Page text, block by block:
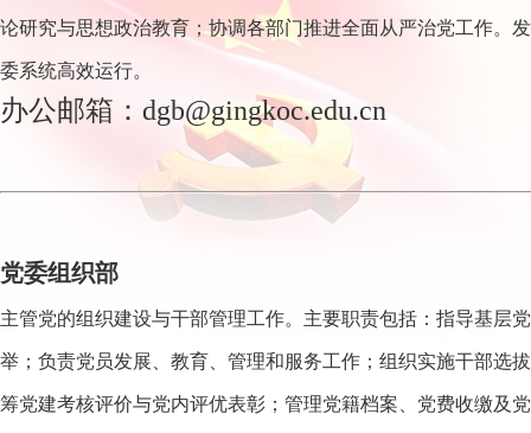
论研究与思想政治教育；协调各部门推进全面从严治党工作。
委系统高效运行。
办公邮箱：dgb@gingkoc.edu.cn
党委组织部
主管党的组织建设与干部管理工作。主要职责包括：指导基层
举；负责党员发展、教育、管理和服务工作；组织实施干部选
筹党建考核评价与党内评优表彰；管理党籍档案、党费收缴及